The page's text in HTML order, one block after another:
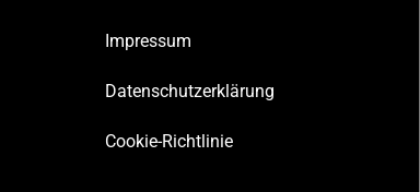
Impressum
Datenschutzerklärung
Cookie-Richtlinie